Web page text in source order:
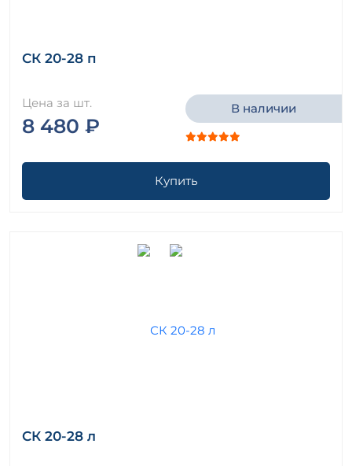
СК 20-28 п
Цена за шт.
8 480 ₽
В наличии
Купить
СК 20-28 л